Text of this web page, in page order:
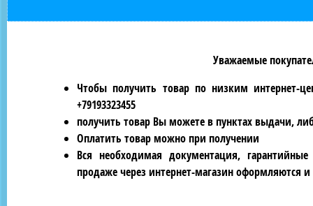
Уважаемые
Чтобы получить товар по низким интернет-
+79193323455
получить товар Вы можете в пунктах выдачи,
Оплатить товар можно при получении
Вся необходимая документация,
продаже через интернет-магазин оформляются